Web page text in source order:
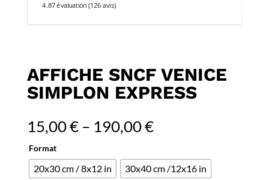
4.87 évaluation (126 avis)
AFFICHE SNCF VENICE
SIMPLON EXPRESS
15,00€– 190,00€
Format
20x30 cm / 8x12 in
30x40 cm /12x16 in